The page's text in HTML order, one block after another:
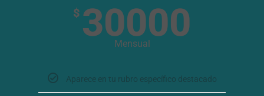
$ 30000
Mensual
Aparece en tu rubro específico destacado